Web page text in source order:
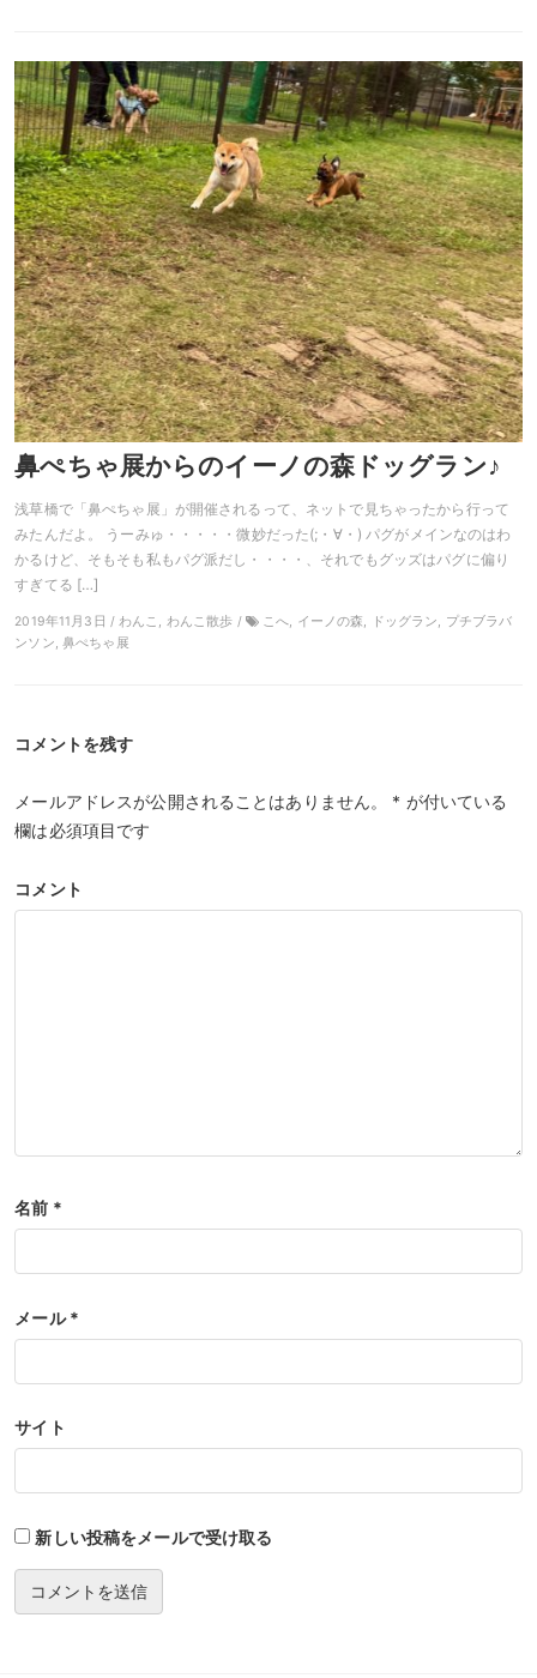
鼻ぺちゃ展からのイーノの森ドッグラン♪
浅草橋で「鼻ぺちゃ展」が開催されるって、ネットで見ちゃったから行って
みたんだよ。 うーみゅ・・・・・微妙だった(;・∀・) パグがメインなのはわ
かるけど、そもそも私もパグ派だし・・・・、それでもグッズはパグに偏り
すぎてる […]
2019年11月3日 / わんこ, わんこ散歩 /
こへ, イーノの森, ドッグラン, プチブラバ
ンソン, 鼻ぺちゃ展
コメントを残す
メールアドレスが公開されることはありません。 * が付いている
欄は必須項目です
コメント
名前 *
メール*
サイト
新しい投稿をメールで受け取る